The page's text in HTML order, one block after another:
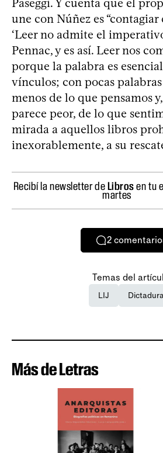
une con Núñez es
‘Leer no admite el
Pennac, y es así. Leer nos
porque la palabra es
vínculos; con pocas
menos de lo que pensamos
parece peor, de lo que
mirada a aquellos libros
inexorablemente, a su
Recibí la newsletter deLibrosen tu
martes
2
Temas del
LIJ
Más de Letras